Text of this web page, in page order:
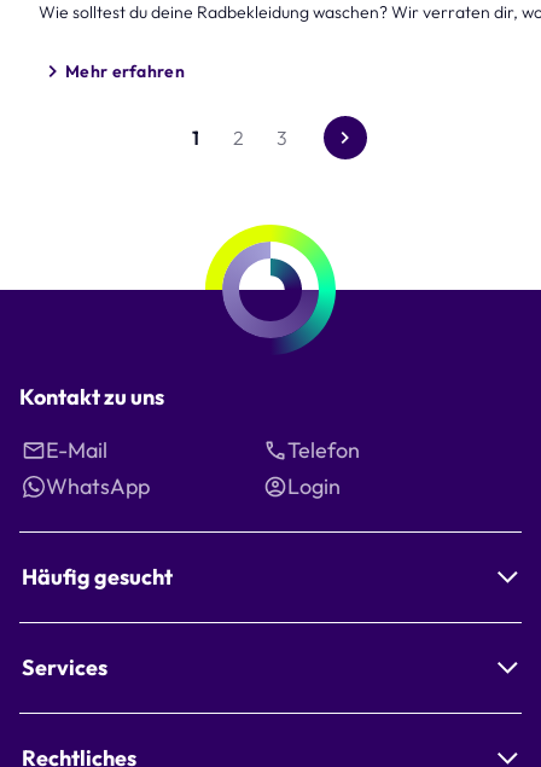
Wie solltest du deine Radbekleidung waschen? Wir verraten dir,
Mehr erfahren
1 2 3
Gehe
Kontakt zu uns
E-Mail
Telefon
WhatsApp
Login
Häufig gesucht
Services
Rechtliches